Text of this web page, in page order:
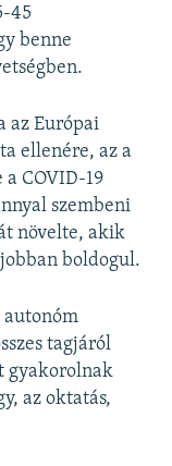
45
benne
az Európai
ellenére, az a
COVID-19
szembeni
növelte, akik
boldogul.
autonóm
tagjáról
gyakorolnak
az oktatás,